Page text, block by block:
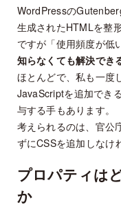
WordPressの
生成されたHTMLを整
ですが「使用頻度が低
知らなくても解決でき
ほとんどで、私も一度
JavaScriptを追加でき
与する手もあります。
考えられるのは、官公
ずにCSSを追加しな
プロパティは
か